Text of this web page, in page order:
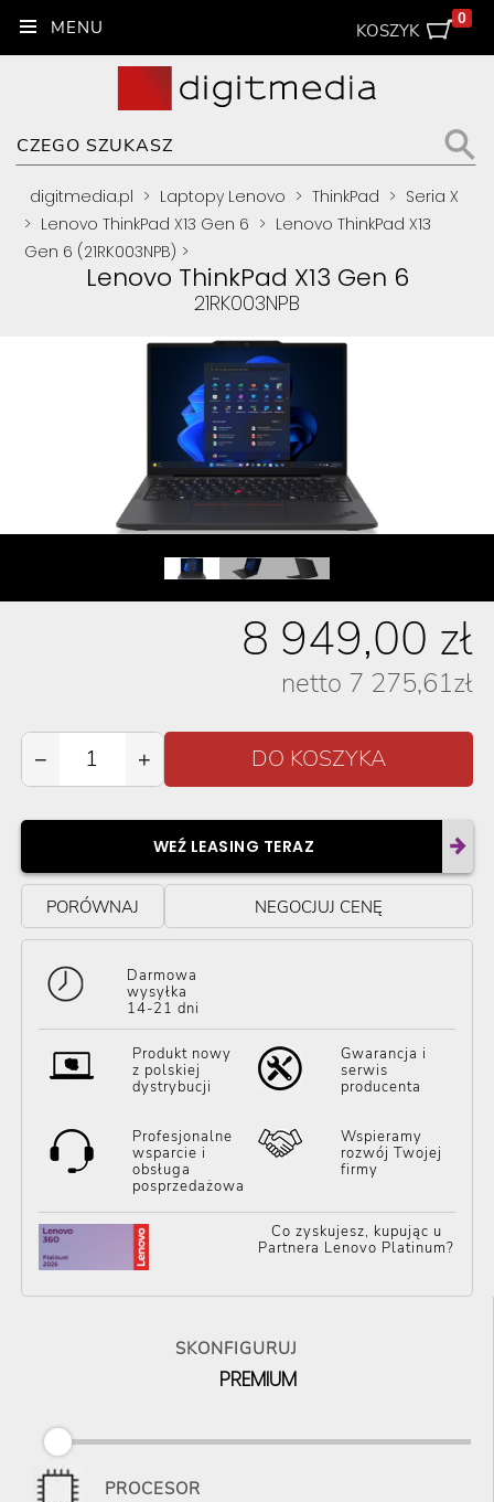
KOSZYK
0
digitmedia.pl > Laptopy Lenovo > ThinkPad > Seria X
> Lenovo ThinkPad X13 Gen 6 > Lenovo ThinkPad X13
Gen 6 (21RK003NPB) >
Lenovo ThinkPad X13 Gen 6
21RK003NPB
8 949,00 zł
netto 7 275,61zł
− +
WEŹ LEASING TERAZ
PORÓWNAJ NEGOCJUJ CENĘ
Darmowa
wysyłka
14-21 dni
Produkt nowy
z polskiej
dystrybucji
Gwarancja i
serwis
producenta
Profesjonalne
wsparcie i
obsługa
posprzedażowa
Wspieramy
rozwój Twojej
firmy
Co zyskujesz, kupując u
Partnera Lenovo Platinum?
SKONFIGURUJ
PREMIUM
PROCESOR